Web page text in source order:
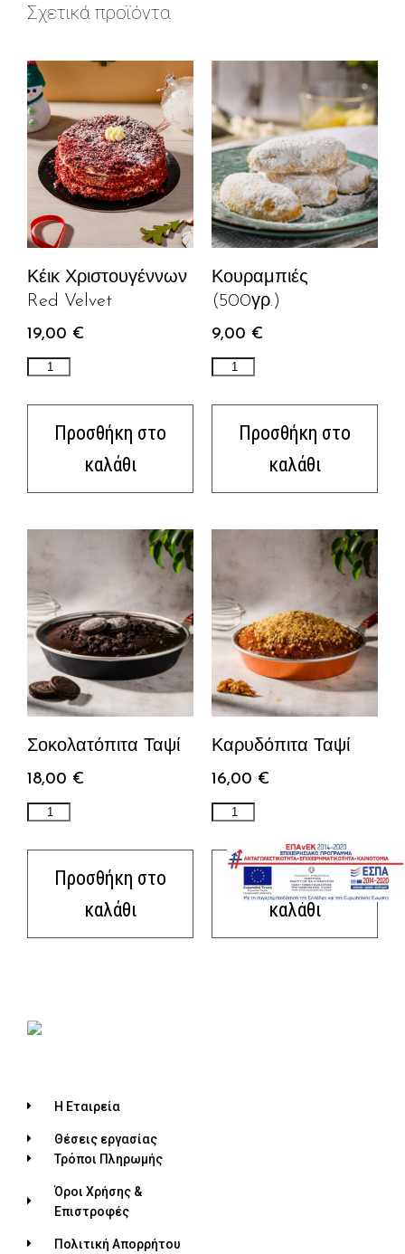
Σχετικά προϊόντα
Κέικ Χριστουγέννων
Red Velvet
19,00 €
Προσθήκη στο
καλάθι
Κουραμπιές
(500γρ.)
9,00 €
Προσθήκη στο
καλάθι
Σοκολατόπιτα Ταψί
18,00 €
Προσθήκη στο
καλάθι
Καρυδόπιτα Ταψί
16,00 €
Προσθήκη στο
καλάθι
Η Εταιρεία
Θέσεις εργασίας
Τρόποι Πληρωμής
Όροι Χρήσης &
Επιστροφές
Πολιτική Απορρήτου